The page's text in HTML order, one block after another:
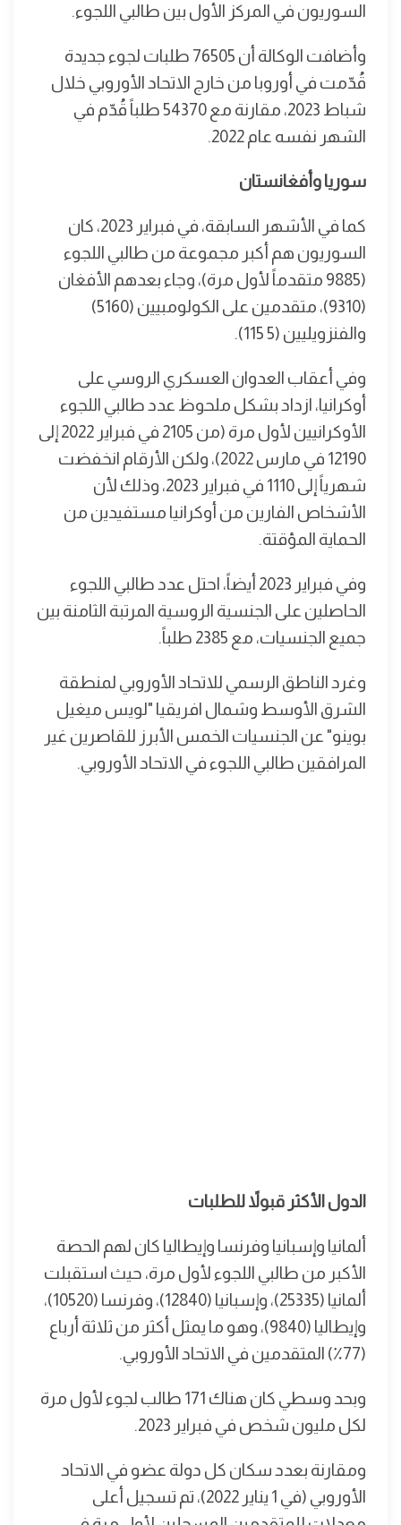
السوريون في المركز الأول بين طالبي اللجوء.
وأضافت الوكالة أن 76505 طلبات لجوء جديدة
قُدّمت في أوروبا من خارج الاتحاد الأوروبي خلال
شباط 2023، مقارنة مع 54370 طلباً قُدّم في
الشهر نفسه عام 2022.
سوريا وأفغانستان
كما في الأشهر السابقة، في فبراير 2023، كان
السوريون هم أكبر مجموعة من طالبي اللجوء
(9885 متقدماً لأول مرة)، وجاء بعدهم الأفغان
(9310)، متقدمين على الكولومبيين (5160)
والفنزويليين (5 115).
وفي أعقاب العدوان العسكري الروسي على
أوكرانيا، ازداد بشكل ملحوظ عدد طالبي اللجوء
الأوكرانيين لأول مرة (من 2105 في فبراير 2022 إلى
12190 في مارس 2022)، ولكن الأرقام انخفضت
شهرياً إلى 1110 في فبراير 2023، وذلك لأن
الأشخاص الفارين من أوكرانيا مستفيدين من
الحماية المؤقتة.
وفي فبراير 2023 أيضاً، احتل عدد طالبي اللجوء
الحاصلين على الجنسية الروسية المرتبة الثامنة بين
جميع الجنسيات، مع 2385 طلباً.
وغرد الناطق الرسمي للاتحاد الأوروبي لمنطقة
الشرق الأوسط وشمال افريقيا "لويس ميغيل
بوينو" عن الجنسيات الخمس الأبرز للقاصرين غير
المرافقين طالبي اللجوء في الاتحاد الأوروبي.
الدول الأكثر قبولاً للطلبات
ألمانيا وإسبانيا وفرنسا وإيطاليا كان لهم الحصة
الأكبر من طالبي اللجوء لأول مرة، حيث استقبلت
ألمانيا (25335)، وإسبانيا (12840)، وفرنسا (10520)،
وإيطاليا (9840)، وهو ما يمثل أكثر من ثلاثة أرباع
(77٪) المتقدمين في الاتحاد الأوروبي.
وبحد وسطي كان هناك 171 طالب لجوء لأول مرة
لكل مليون شخص في فبراير 2023.
ومقارنة بعدد سكان كل دولة عضو في الاتحاد
الأوروبي (في 1 يناير 2022)، تم تسجيل أعلى